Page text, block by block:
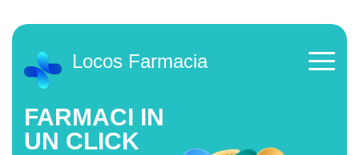
Locos Farmacia
FARMACI IN
UN CLICK